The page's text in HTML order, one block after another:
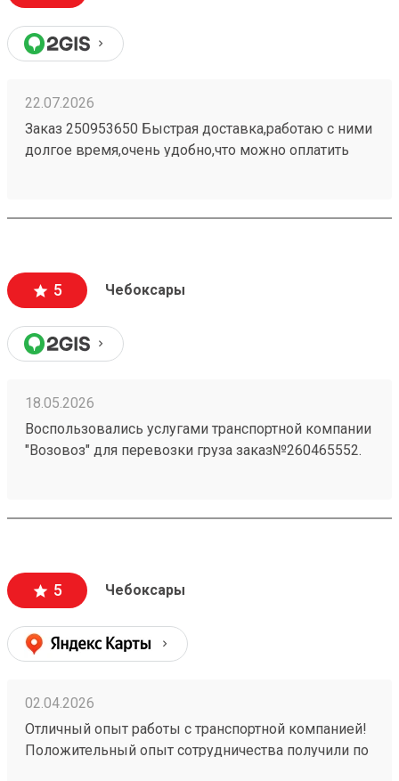
22.07.2026
Заказ 250953650 Быстрая доставка,работаю с ними
долгое время,очень удобно,что можно оплатить
для распаковки
5 Чебоксары
18.05.2026
Воспользовались услугами транспортной компании
"Возовоз" для перевозки груза заказ№260465552.
доставлен точно в оговоренные сроки.
5 Чебоксары
02.04.2026
Отличный опыт работы с транспортной компанией!
Положительный опыт сотрудничества получили по